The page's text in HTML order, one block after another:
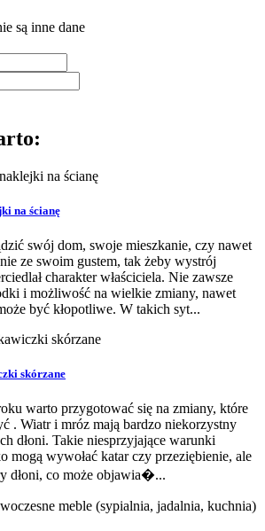
są inne dane
na ścianę
swój dom, swoje mieszkanie, czy nawet
ze swoim gustem, tak żeby wystrój
charakter właściciela. Nie zawsze
i możliwość na wielkie zmiany, nawet
być kłopotliwe. W takich syt...
skórzane
warto przygotować się na zmiany, które
. Wiatr i mróz mają bardzo niekorzystny
dłoni. Takie niesprzyjające warunki
mogą wywołać katar czy przeziębienie, ale
dłoni, co może objawia�...